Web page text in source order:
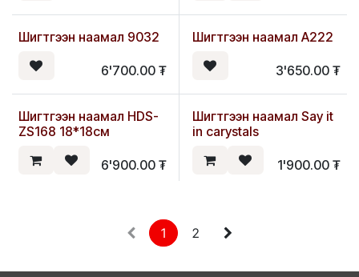
Шинэ
Шигтгээн наамал 9032
6'700.00₮
Шинэ
Шигтгээн наамал A222
3'650.00₮
Шинэ
Шигтгээн наамал HDS-
ZS168 18*18см
6'900.00₮
Шигтгээн наамал Say it
in carystals
1'900.00₮
1 2